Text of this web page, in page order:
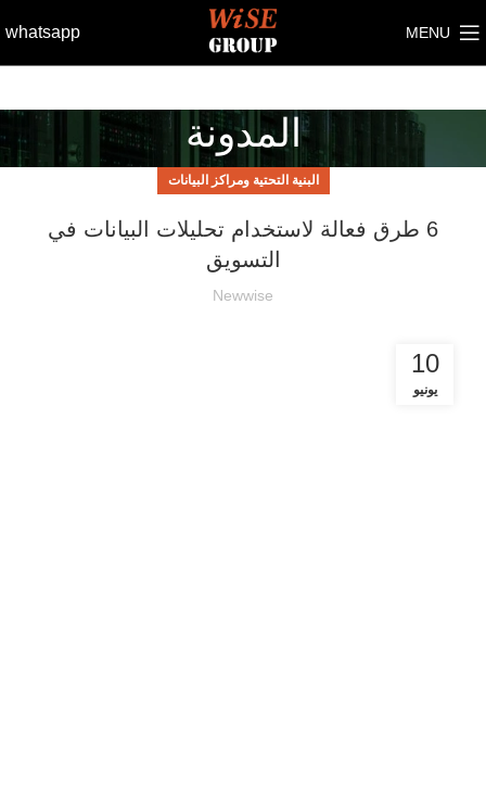
MENU
whatsapp
المدونة
البنية التحتية ومراكز البيانات
6 طرق فعالة لاستخدام تحليلات البيانات في
التسويق
Newwise
10
يونيو